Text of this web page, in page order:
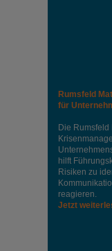
Rumsfeld
für
Die Rumsfeld
hilft
Risiken zu
reagieren.
Jetzt